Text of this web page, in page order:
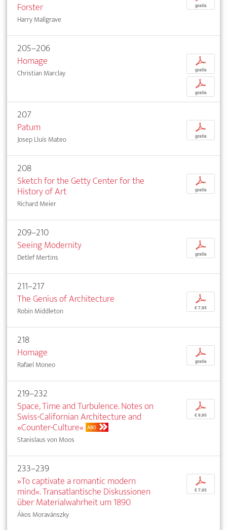
Forster
Harry Mallgrave
gratis
205–206
Homage
Christian Marclay
p
gratis
p
gratis
207
Patum
Josep Lluís Mateo
p
gratis
208
Sketch for the Getty Center for the
History of Art
Richard Meier
p
gratis
209–210
Seeing Modernity
Detlef Mertins
p
gratis
211–217
The Genius of Architecture
Robin Middleton
p
€ 7,95
218
Homage
Rafael Moneo
p
gratis
219–232
Space, Time and Turbulence. Notes on
Swiss-Californian Architecture and
»Counter-Culture« ABO
Stanislaus von Moos
p
€ 9,95
233–239
»To captivate a romantic modern
mind«. Transatlantische Diskussionen
über Materialwahrheit um 1890
Ákos Moravánszky
p
€ 7,95